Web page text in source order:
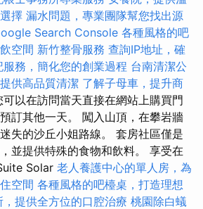
擇 漏水問題，專業團隊幫您找出源
Search Console 各種風格的吧
空間 新竹整骨服務 查詢IP地址，確
服務，簡化您的創業過程 台南清潔公
供高品質清潔 了解子母車，提升商
可以在訪問當天直接在網站上購買門
訂其他一天。 闖入山頂，在攀岩牆
失的沙丘小姐路線。 套房社區僅是
並提供特殊的食物和飲料。 享受在
Solar 老人養護中心的單人房，為
空間 各種風格的吧檯桌，打造理想
，提供全方位的口腔治療 桃園除白蟻